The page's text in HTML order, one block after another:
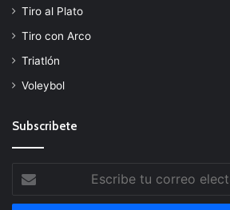
Tiro al Plato
Tiro con Arco
Triatlón
Voleybol
Subscribete
tu
correo